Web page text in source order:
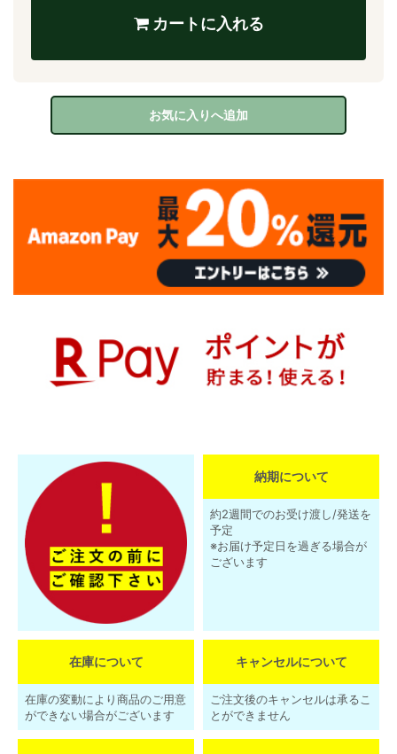
カートに入れる
お気に入りへ追加
納期について
約2週間でのお受け渡し/発送を
予定
※お届け予定日を過ぎる場合が
ございます
在庫について
在庫の変動により商品のご用意
ができない場合がございます
キャンセルについて
ご注文後のキャンセルは承るこ
とができません